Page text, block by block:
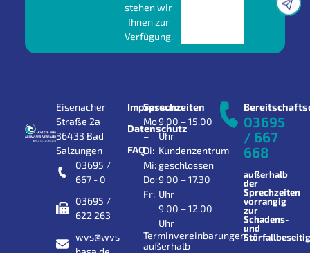
stehen wir
Ihnen zur
Verfügung.
Eisenacher
Straße 2a
36433 Bad
Salzungen
03695 /
667 - 0
03695 /
622 263
wvs@wvs-
Impressum
Datenschutz
FAQ
Sprechzeiten
Mo
–
Di:
Mi:
Do:
Fr:
9.00 – 15.00
Uhr
Kundenzentrum
geschlossen
9.00 – 17.30
Uhr
9.00 – 12.00
Uhr
Terminvereinbarungen
außerhalb
03695
/ 667
668
außerhalb
der
Sprechzeiten
vorrangig
zur
Schadens-
und